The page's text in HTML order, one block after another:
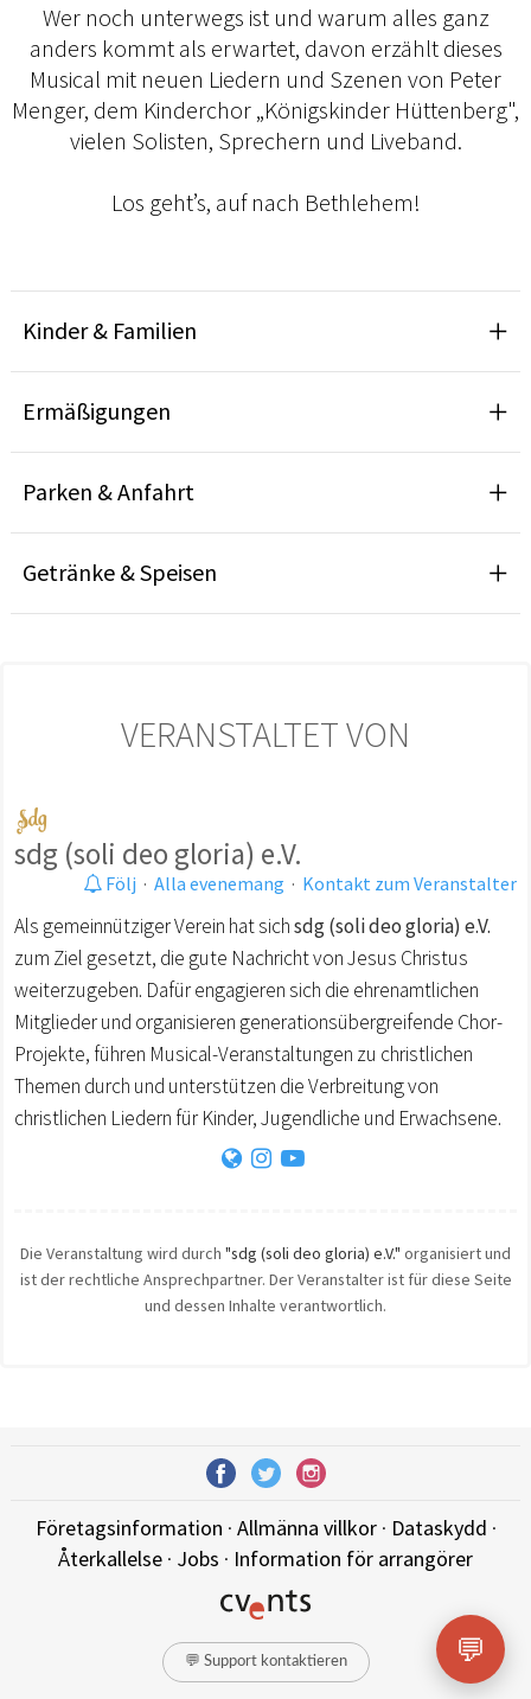
Wer noch unterwegs ist und warum alles ganz
anders kommt als erwartet, davon erzählt dieses
Musical mit neuen Liedern und Szenen von Peter
Menger, dem Kinderchor „Königskinder Hüttenberg",
vielen Solisten, Sprechern und Liveband.
Los geht’s, auf nach Bethlehem!
Kinder & Familien
Ermäßigungen
Parken & Anfahrt
Getränke & Speisen
VERANSTALTET VON
sdg (soli deo gloria) e.V.
Följ · Alla evenemang · Kontakt zum Veranstalter
Als gemeinnütziger Verein hat sichsdg (soli deo gloria) e.V.
zum Ziel gesetzt, die gute Nachricht von Jesus Christus
weiterzugeben. Dafür engagieren sich die ehrenamtlichen
Mitglieder und organisieren generationsübergreifende Chor-
Projekte, führen Musical-Veranstaltungen zu christlichen
Themen durch und unterstützen die Verbreitung von
christlichen Liedern für Kinder, Jugendliche und Erwachsene.
Die Veranstaltung wird durch "sdg (soli deo gloria) e.V." organisiert und
ist der rechtliche Ansprechpartner. Der Veranstalter ist für diese Seite
und dessen Inhalte verantwortlich.
Företagsinformation · Allmänna villkor· Dataskydd ·
Återkallelse · Jobs · Information för arrangörer
💬 Support kontaktieren 💬